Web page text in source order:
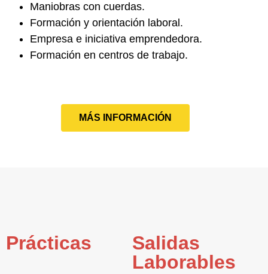
Maniobras con cuerdas.
Formación y orientación laboral .
Empresa e iniciativa emprendedora.
Formación en centros de trabajo.
MÁS INFORMACIÓN
Prácticas
Salidas
Laborables